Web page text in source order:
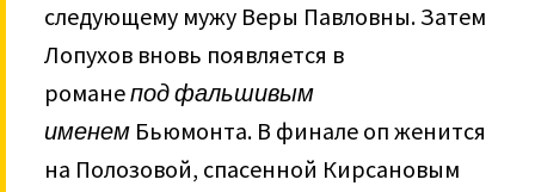
следующему мужу Веры Павловны. Затем
Лопухов вновь появляется в
романеподфальшивым
именем Бьюмонта. В финале оп женится
на Полозовой, спасенной Кирсановым